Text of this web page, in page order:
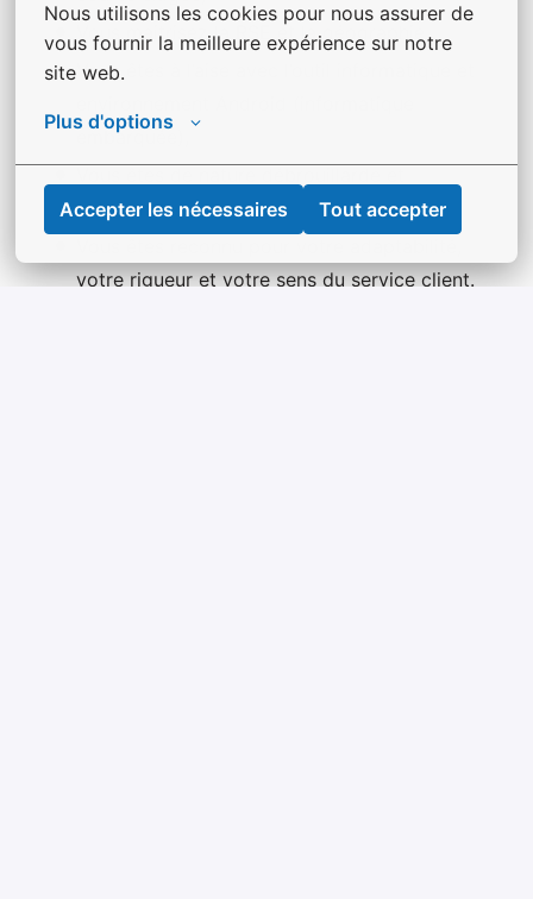
Nous utilisons les cookies pour nous assurer de
vous fournir la meilleure expérience sur notre
site web.
Plus d'options
Accepter les nécessaires Tout accepter
Vous maitrisez la RSE et la géographie,
Vous êtes à l’aise avec l’outil informatique et
embarquée),
autonome,
votre rigueur et votre sens du service client.